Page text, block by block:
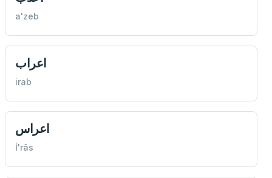
a'zeb
اعراب
irab
اعراس
İ'râs